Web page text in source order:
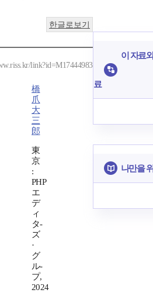
한글로보기
link?id=M17444983
橋
爪
大
三
郎
東
京
:
PHP
エ
デ
ィ
タ-
ズ
·
グ
ル-
プ,
2024
이 자료
료
나만을